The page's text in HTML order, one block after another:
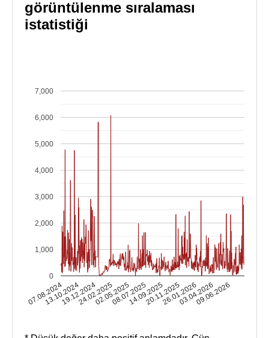
görüntülenme sıralaması
istatistiği
07.08.2024
13.10.2024
19.12.2024
24.02.2025
02.05.2025
08.07.2025
14.09.2025
20.11.2025
26.01.2026
03.04.2026
09.06.2026
0
1,000
2,000
3,000
4,000
5,000
6,000
7,000